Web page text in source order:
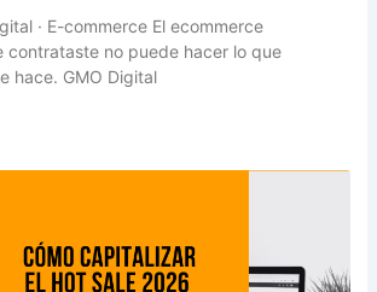
· E-commerce El ecommerce
contrataste no puede hacer lo que
hace. GMO Digital